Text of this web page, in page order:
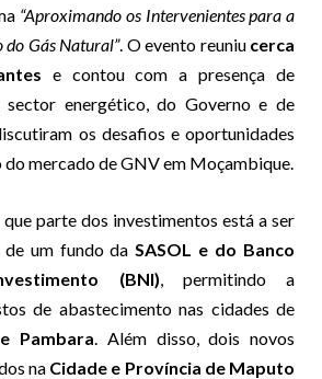
“Aproximando os Intervenientes para a
do Gás Natural”. O evento reuniu cerca
e contou com a presença de
sector energético, do Governo e de
os desafios e oportunidades
mercado de GNV em Moçambique.
parte dos investimentos está a ser
de um fundo daSASOL e do Banco
(BNI), permitindo a
de abastecimento nas cidades de
Pambara. Além disso, dois novos
na Cidade e Província de Maputo